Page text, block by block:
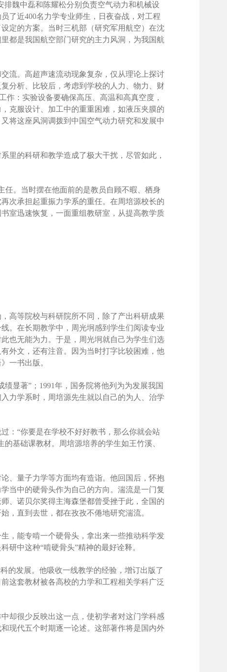
魏中磊和陈耀松分别负责空气动力和机械设
了近400名力学专业师生，日夜奋战，对工程
定的方案。当时三机部（研究军用航空）在沈
都是我国航空部门研究的主力风洞，为我国航
流。高超声速流动现象复杂，仅从理论上探讨
分析、比较后，考虑到学校的人力、物力、财
：实验设备要确保高压、高温和高真空度，
克服设计、加工中的重重困难，如液压夹膜的
将这座风洞调拨到中国空气动力研究和发展中
里的科研和教学造成了极大干扰，尽管如此，
任。当时摆在他面前的是教员自顾不暇、栖身
次承担起重振力学系的重任。在周培源校长的
室迅速恢复，一面重组教研室，从提高教学质
高等院校与科研院所不同，除了产出科研成果
。在长期教学中，周光坰感到学生们阅读专业
也无能为力。于是，周光坰就自己为学生们选
外文，还有注音。因为当时打字比较困难，他
一书出版。
显著”；1991年，国务院将他列为为发展我国
力学系时，周培源先生就以自己的为人、治学
：“你要是在学校不好好教书，那么你就会站
基础课教材。周培源培养的学生如王竹溪、
、量子力学等方面均有造诣。他回国后，怀抱
当中的硬骨头作为自己的方向。湍流是一门复
、诺贝尔奖得主海森堡都曾受挫于此，全国的
，直到去世，都在孜孜不倦地研究湍流。
，能专啃一个硬骨头，拿出来一些推动科学发
研中这种“啃硬骨头”精神的最好诠释。
的发展。他吸收一线教学的经验，增订出版了
这套教材被各高校的力学和工程相关学科广泛
却很少反映出这一点，使初学者对这门学科感
现代五个时期逐一论述。这部著作将是国内外